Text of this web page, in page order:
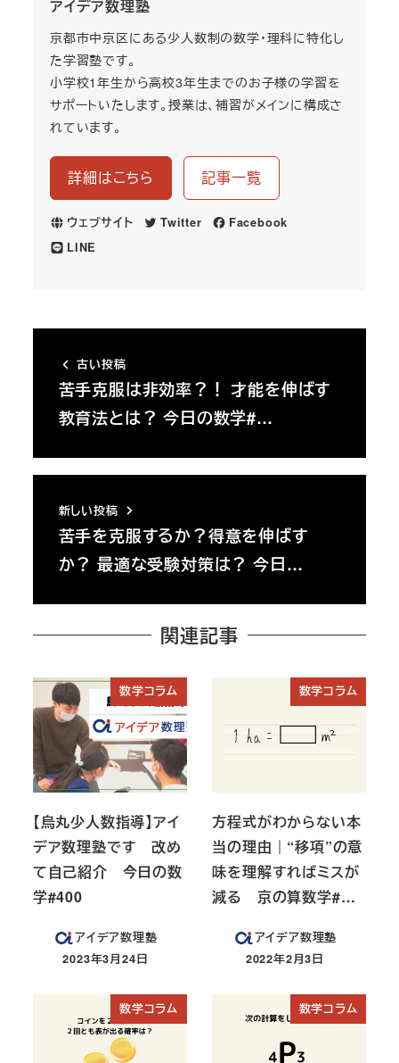
アイデア数理塾
京都市中京区にある少人数制の数学・理科に特化し
た学習塾です。
小学校1年生から高校3年生までのお子様の学習を
サポートいたします。授業は、補習がメインに構成さ
れています。
詳細はこちら 記事一覧
ウェブサイト Twitter
Facebook
LINE
古い投稿
苦手克服は非効率？！ 才能を伸ばす
教育法とは？ 今日の数学#…
新しい投稿
苦手を克服するか？得意を伸ばす
か？ 最適な受験対策は？ 今日…
関連記事
数学コラム
【烏丸少人数指導】アイ
デア数理塾です 改め
て自己紹介 今日の数
学#400
アイデア数理塾
投稿日
2023年3月24日
数学コラム
方程式がわからない本
当の理由｜“移項”の意
味を理解すればミスが
減る 京の算数学#…
アイデア数理塾
投稿日
2022年2月3日
数学コラム 数学コラム